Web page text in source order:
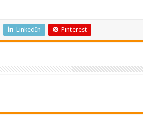
LinkedIn Pinterest